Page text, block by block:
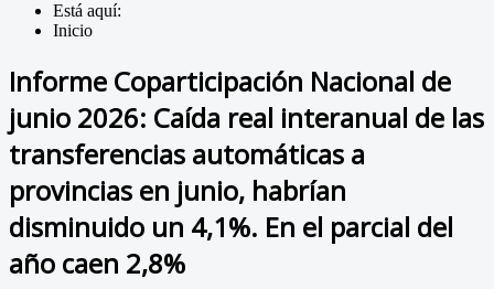
Está aquí:
Inicio
Informe Coparticipación Nacional de
junio 2026: Caída real interanual de las
transferencias automáticas a
provincias en junio, habrían
disminuido un 4,1%. En el parcial del
año caen 2,8%